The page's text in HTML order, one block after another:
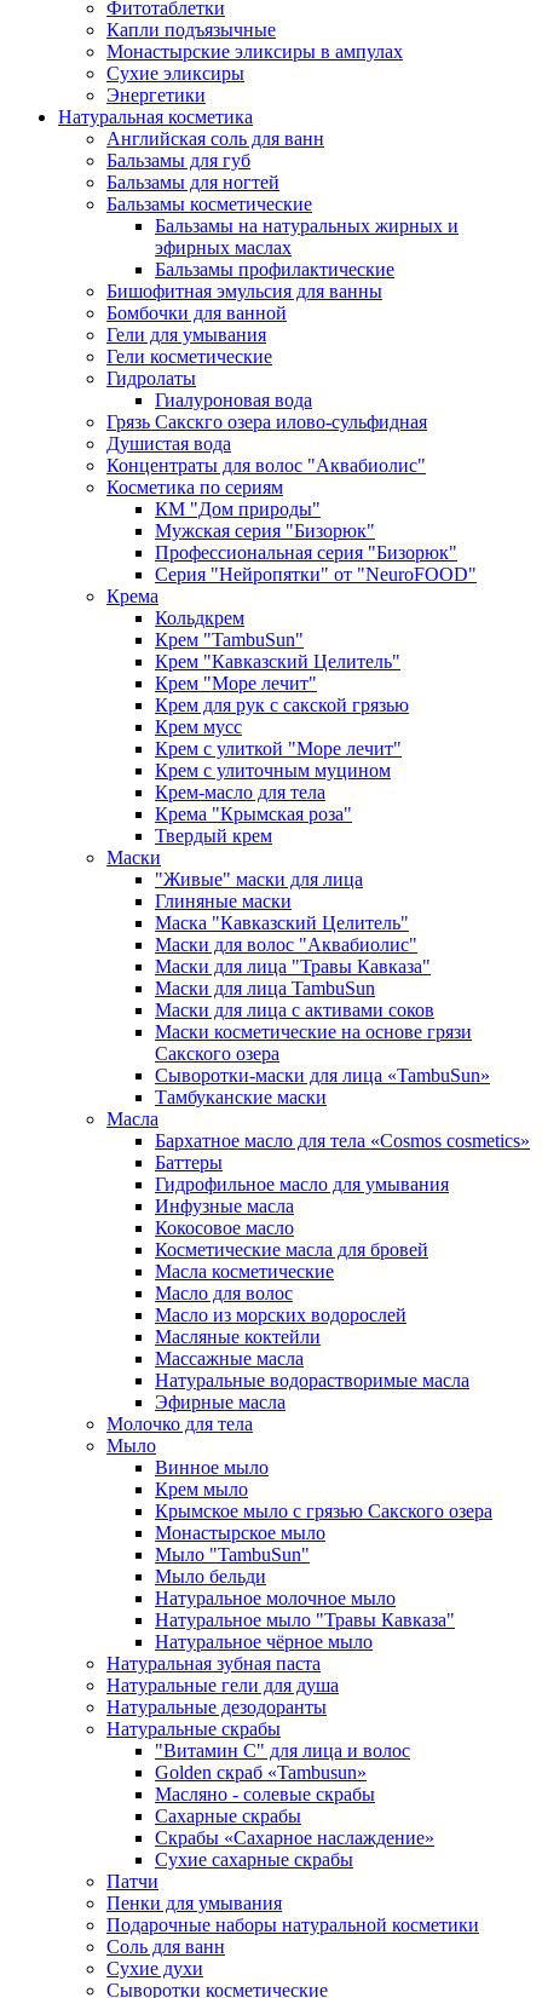
Фитотаблетки
Капли подъязычные
Монастырские эликсиры в ампулах
Сухие эликсиры
Энергетики
Натуральная косметика
Английская соль для ванн
Бальзамы для губ
Бальзамы для ногтей
Бальзамы косметические
Бальзамы на натуральных жирных и
эфирных маслах
Бальзамы профилактические
Бишофитная эмульсия для ванны
Бомбочки для ванной
Гели для умывания
Гели косметические
Гидролаты
Гиалуроновая вода
Грязь Сакскго озера илово-сульфидная
Душистая вода
Концентраты для волос "Аквабиолис"
Косметика по сериям
КМ "Дом природы"
Мужская серия "Бизорюк"
Профессиональная серия "Бизорюк"
Серия "Нейропятки" от "NeuroFOOD"
Крема
Кольдкрем
Крем "TambuSun"
Крем "Кавказский Целитель"
Крем "Море лечит"
Крем для рук с сакской грязью
Крем мусс
Крем с улиткой "Море лечит"
Крем с улиточным муцином
Крем-масло для тела
Крема "Крымская роза"
Твердый крем
Маски
"Живые" маски для лица
Глиняные маски
Маска "Кавказский Целитель"
Маски для волос "Аквабиолис"
Маски для лица "Травы Кавказа"
Маски для лица TambuSun
Маски для лица с активами соков
Маски косметические на основе грязи
Сакского озера
Сыворотки-маски для лица «TambuSun»
Тамбуканские маски
Масла
Бархатное масло для тела «Cosmos cosmetics»
Баттеры
Гидрофильное масло для умывания
Инфузные масла
Кокосовое масло
Косметические масла для бровей
Масла косметические
Масло для волос
Масло из морских водорослей
Масляные коктейли
Массажные масла
Натуральные водорастворимые масла
Эфирные масла
Молочко для тела
Мыло
Винное мыло
Крем мыло
Крымское мыло с грязью Сакского озера
Монастырское мыло
Мыло "TambuSun"
Мыло бельди
Натуральное молочное мыло
Натуральное мыло "Травы Кавказа"
Натуральное чёрное мыло
Натуральная зубная паста
Натуральные гели для душа
Натуральные дезодоранты
Натуральные скрабы
"Витамин С" для лица и волос
Golden скраб «Tambusun»
Масляно - солевые скрабы
Сахарные скрабы
Скрабы «Сахарное наслаждение»
Сухие сахарные скрабы
Патчи
Пенки для умывания
Подарочные наборы натуральной косметики
Соль для ванн
Сухие духи
Сыворотки косметические